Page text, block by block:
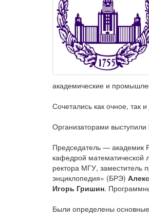
академические и
Сочетались как очное, так
Организаторами
Председатель — академик
кафедрой математической
ректора МГУ, заместитель
энциклопедия» (БРЭ)
Игорь Гришин.
Были определены